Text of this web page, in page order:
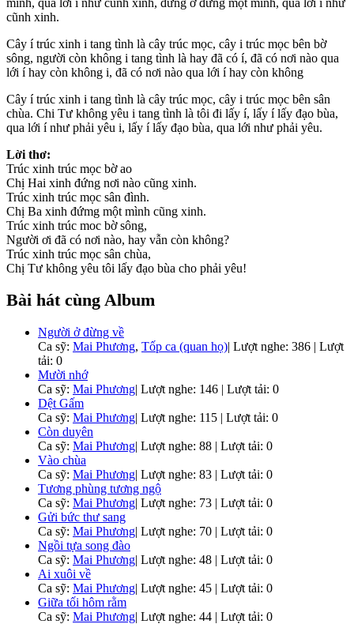
cũnh xinh.
Cây í trúc xinh i tang tình là cây trúc mọc, cây i trúc mọc bên bờ
sông, người còn không i tang tình là hay đã có í, đã có nơi nào qua
lới í hay còn không i, đã có nơi nào qua lới í hay còn không
Cây í trúc xinh i tang tình là cây trúc mọc, cây i trúc mọc bên sân
chùa. Chi Tư không yêu i tang tình là tôi đi lấy í, lấy í lấy đạo bùa,
qua lới í như phải yêu i, lấy í lấy đạo bùa, qua lới như phải yêu.
Lời thơ:
Trúc xinh trúc mọc bờ ao
Chị Hai xinh đứng nơi nào cũng xinh.
Trúc xinh trúc mọc sân đình.
Chị Ba xinh đứmg một mình cũng xinh.
Trúc xinh trúc moc bờ sông,
Người ơi đã có nơi nào, hay vẫn còn không?
Trúc xinh trúc mọc sân chùa,
Chị Tư không yêu tôi lấy đạo bùa cho phải yêu!
Bài hát cùng Album
Người ở đừng về
Ca sỹ: Mai Phương, Tốp ca (quan họ)| Lượt nghe: 386 | Lượt
tải: 0
Mười nhớ
Ca sỹ: Mai Phương| Lượt nghe: 146 | Lượt tải: 0
Dệt Gấm
Ca sỹ: Mai Phương| Lượt nghe: 115 | Lượt tải: 0
Còn duyên
Ca sỹ: Mai Phương| Lượt nghe: 88 | Lượt tải: 0
Vào chùa
Ca sỹ: Mai Phương| Lượt nghe: 83 | Lượt tải: 0
Tương phùng tương ngộ
Ca sỹ: Mai Phương| Lượt nghe: 73 | Lượt tải: 0
Gửi bức thư sang
Ca sỹ: Mai Phương| Lượt nghe: 70 | Lượt tải: 0
Ngồi tựa song đào
Ca sỹ: Mai Phương| Lượt nghe: 48 | Lượt tải: 0
Ai xuôi về
Ca sỹ: Mai Phương| Lượt nghe: 45 | Lượt tải: 0
Giữa tối hôm rằm
Ca sỹ: Mai Phương| Lượt nghe: 44 | Lượt tải: 0